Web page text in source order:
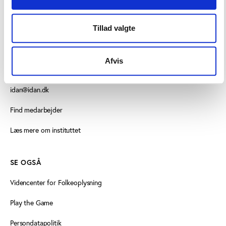
Tillad valgte
Afvis
Vester Allé 8B, 3. sal, 8000 Aarhus C
idan@idan.dk
Find medarbejder
Læs mere om instituttet
SE OGSÅ
Videncenter for Folkeoplysning
Play the Game
Persondatapolitik